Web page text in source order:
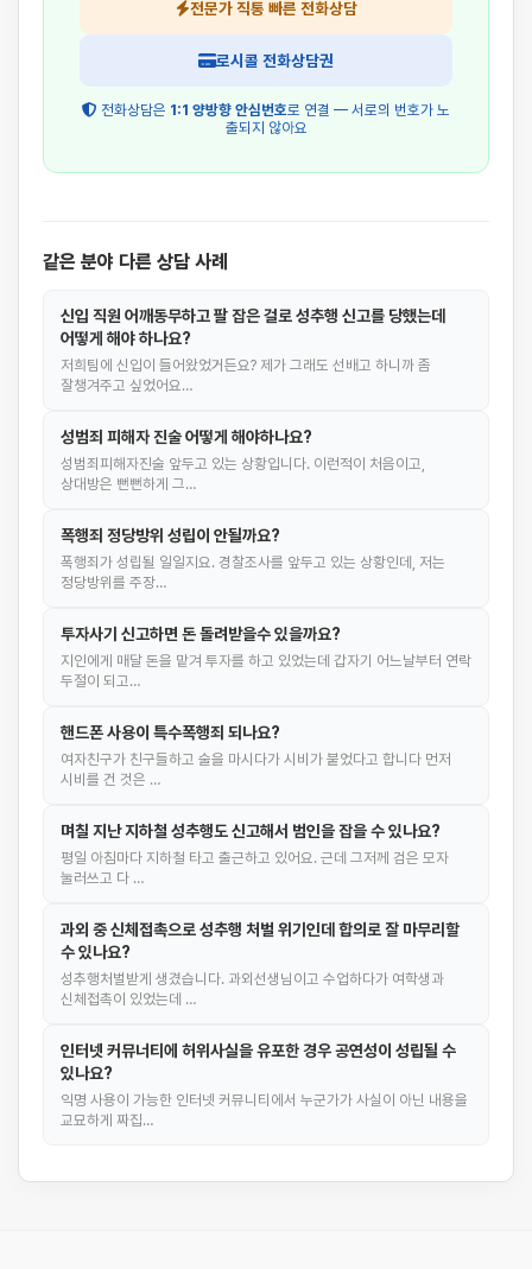
전문가 직통 빠른 전화상담
로시콜 전화상담권
전화상담은 1:1 양방향 안심번호로 연결 — 서로의 번호가 노
출되지 않아요
같은 분야 다른 상담 사례
신입 직원 어깨동무하고 팔 잡은 걸로 성추행 신고를 당했는데
어떻게 해야 하나요?
저희팀에 신입이 들어왔었거든요? 제가 그래도 선배고 하니까 좀
잘챙겨주고 싶었어요…
성범죄 피해자 진술 어떻게 해야하나요?
성범죄피해자진술 앞두고 있는 상황입니다. 이런적이 처음이고,
상대방은 뻔뻔하게 그…
폭행죄 정당방위 성립이 안될까요?
폭행죄가 성립될 일일지요. 경찰조사를 앞두고 있는 상황인데, 저는
정당방위를 주장…
투자사기 신고하면 돈 돌려받을수 있을까요?
지인에게 매달 돈을 맡겨 투자를 하고 있었는데 갑자기 어느날부터 연락
두절이 되고…
핸드폰 사용이 특수폭행죄 되나요?
여자친구가 친구들하고 술을 마시다가 시비가 붙었다고 합니다 먼저
시비를 건 것은 …
며칠 지난 지하철 성추행도 신고해서 범인을 잡을 수 있나요?
평일 아침마다 지하철 타고 출근하고 있어요. 근데 그저께 검은 모자
눌러쓰고 다 …
과외 중 신체접촉으로 성추행 처벌 위기인데 합의로 잘 마무리할
수 있나요?
성추행처벌받게 생겼습니다. 과외선생님이고 수업하다가 여학생과
신체접촉이 있었는데 …
인터넷 커뮤너티에 허위사실을 유포한 경우 공연성이 성립될 수
있나요?
익명 사용이 가능한 인터넷 커뮤니티에서 누군가가 사실이 아닌 내용을
교묘하게 짜집…